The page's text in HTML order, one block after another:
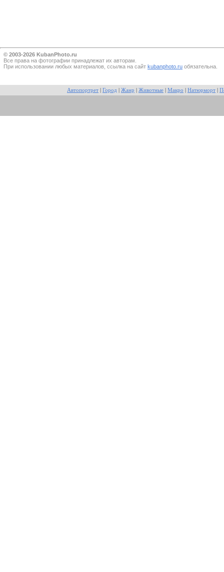
© 2003-2026 KubanPhoto.ru
Все прaва на фотографии принадлежат их авторам.
При использовании любых материалов, ссылка на сайт kubanphoto.ru обязательна.
Автопортрет Город Жанр Животные Макро Натюрморт